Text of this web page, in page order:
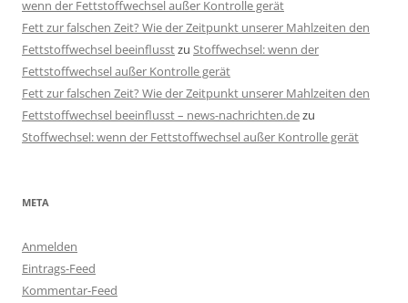
wenn der Fettstoffwechsel außer Kontrolle gerät
Fett zur falschen Zeit? Wie der Zeitpunkt unserer Mahlzeiten den
Fettstoffwechsel beeinflusstzu Stoffwechsel: wenn der
Fettstoffwechsel außer Kontrolle gerät
Fett zur falschen Zeit? Wie der Zeitpunkt unserer Mahlzeiten den
Fettstoffwechsel beeinflusst – news-nachrichten.dezu
Stoffwechsel: wenn der Fettstoffwechsel außer Kontrolle gerät
META
Anmelden
Eintrags-Feed
Kommentar-Feed